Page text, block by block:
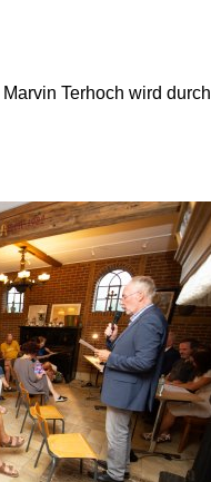
Terhoch wird durch